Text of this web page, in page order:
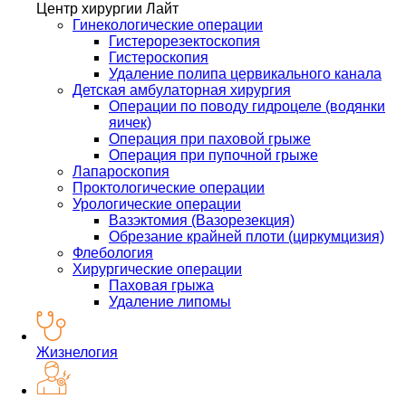
Центр хирургии Лайт
Гинекологические операции
Гистерорезектоскопия
Гистероскопия
Удаление полипа цервикального канала
Детская амбулаторная хирургия
Операции по поводу гидроцеле (водянки
яичек)
Операция при паховой грыже
Операция при пупочной грыже
Лапароскопия
Проктологические операции
Урологические операции
Вазэктомия (Вазорезекция)
Обрезание крайней плоти (циркумцизия)
Флебология
Хирургические операции
Паховая грыжа
Удаление липомы
Жизнелогия